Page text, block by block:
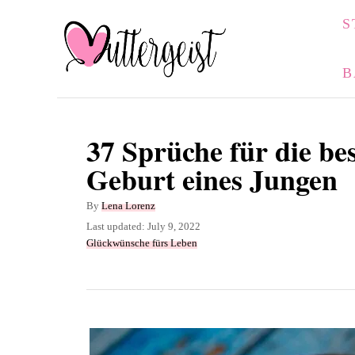
37 Sprüche für die
Geburt eines Jungen
By A
u
t
r
Lena Lorenz
P
o
e
o
Last updated: July 9, 2022
C
e
o
Glückwünsche fürs Leben